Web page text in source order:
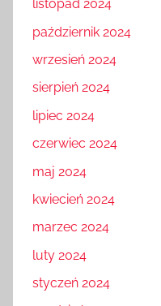
listopad 2024
październik 2024
wrzesień 2024
sierpień 2024
lipiec 2024
czerwiec 2024
maj 2024
kwiecień 2024
marzec 2024
luty 2024
styczeń 2024